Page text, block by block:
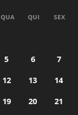
QUA QUI SEX
5 6 7
12 13 14
19 20 21